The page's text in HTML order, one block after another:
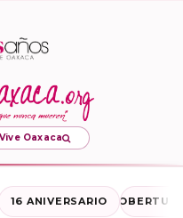
Oaxaca
16 ANIVERSARIO